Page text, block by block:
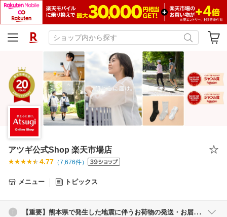
アツギ公式Shop 楽天市場店
4.77 （7,676件）
メニュー トピックス
【重要】熊本県で発生した地震に伴うお荷物の発送・お届け遅延について